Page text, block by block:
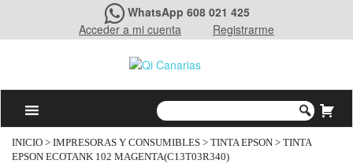
WhatsApp 608 021 425
Acceder a mi cuenta
Registrarme
INICIO > IMPRESORAS Y CONSUMIBLES > TINTA EPSON > TINTA
EPSON ECOTANK 102 MAGENTA(C13T03R340)